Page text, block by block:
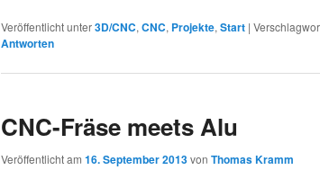
Veröffentlicht unter3D/CNC, CNC, Projekte, Start |
Antworten
CNC-Fräse meets Alu
Veröffentlicht am 16. September 2013von Thomas Kramm